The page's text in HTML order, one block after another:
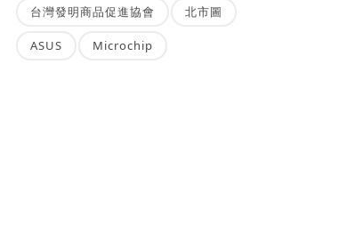
台灣發明商品促進協會 北市圖
ASUS Microchip